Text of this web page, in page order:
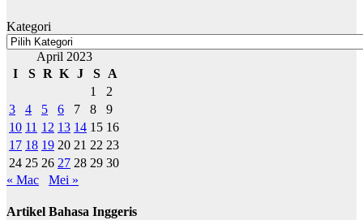
Kategori
April 2023
I
S R K J S
A
1
2
3
4 5 6 7 8
9
10 11 12 13 14 15 16
17 18 19 20 21 22 23
24 25 26 27 28 29 30
« Mac
Mei »
Artikel Bahasa Inggeris